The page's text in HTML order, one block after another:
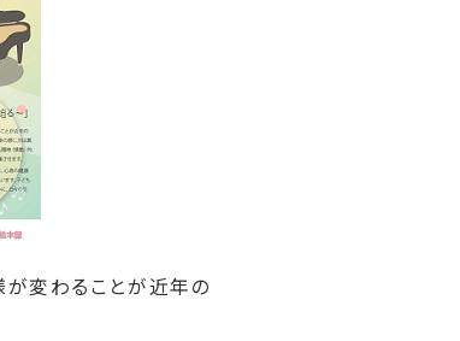
が変わることが近年の